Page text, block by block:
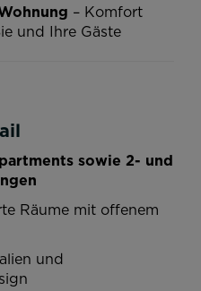
– Komfort
und Ihre Gäste
sowie 2- und
Räume mit offenem
und